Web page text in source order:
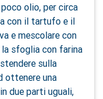
olio, per circa
con il tartufo e il
e mescolare con
la sfoglia con farina
sulla
ottenere una
due parti uguali,